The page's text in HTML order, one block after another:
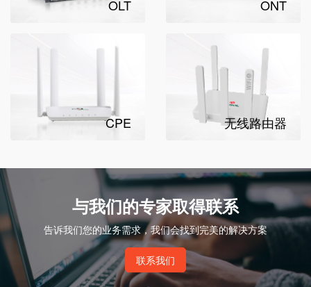
OLT ONT
CPE 无线路由器
与我们的专家取得联系
告诉我们您的业务需求，我们会找到完美的解决方案
联系我们